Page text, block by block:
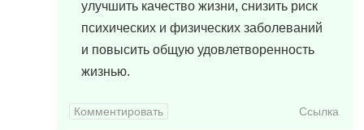
улучшить качество жизни, снизить риск
психических и физических заболеваний
и повысить общую удовлетворенность
жизнью.
Комментировать Ссылка